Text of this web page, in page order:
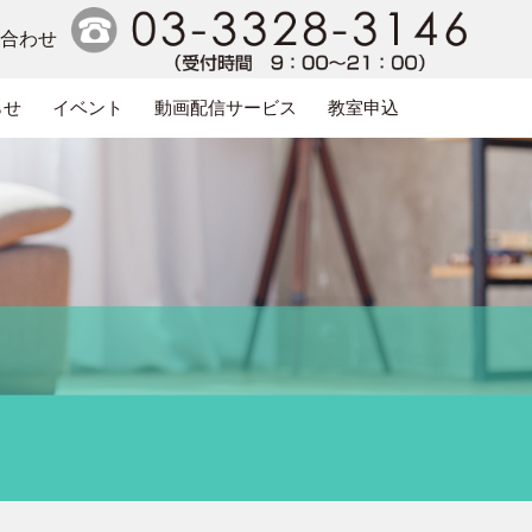
わせ
せ イベント 動画配信サービス 教室申込